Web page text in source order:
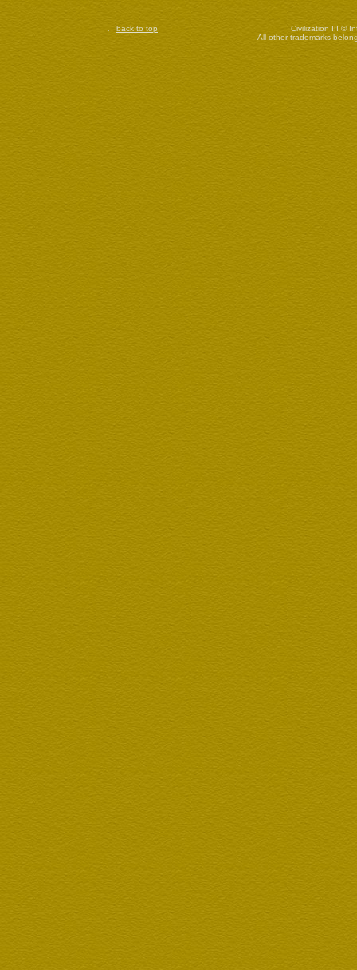
back to top
Civilization III ©
All other trademarks